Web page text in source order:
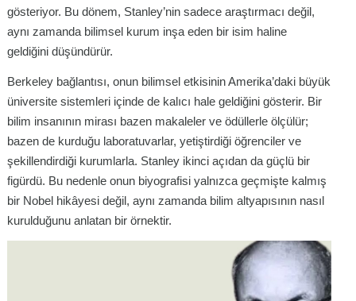
gösteriyor. Bu dönem, Stanley’nin sadece araştırmacı değil,
aynı zamanda bilimsel kurum inşa eden bir isim haline
geldiğini düşündürür.
Berkeley bağlantısı, onun bilimsel etkisinin Amerika’daki büyük
üniversite sistemleri içinde de kalıcı hale geldiğini gösterir. Bir
bilim insanının mirası bazen makaleler ve ödüllerle ölçülür;
bazen de kurduğu laboratuvarlar, yetiştirdiği öğrenciler ve
şekillendirdiği kurumlarla. Stanley ikinci açıdan da güçlü bir
figürdü. Bu nedenle onun biyografisi yalnızca geçmişte kalmış
bir Nobel hikâyesi değil, aynı zamanda bilim altyapısının nasıl
kurulduğunu anlatan bir örnektir.